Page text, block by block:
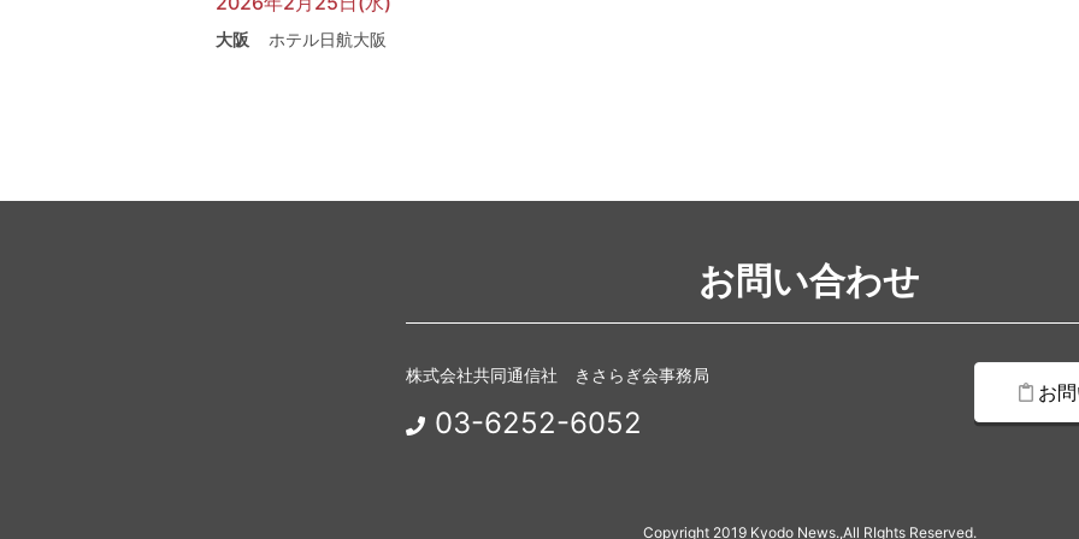
大阪 ホテル日航大阪
お問い合わせ
株式会社共同通信社 きさらぎ会事務局
03-6252-6052
お
Copyright 2019 Kyodo News.,All RIghts Reserved.